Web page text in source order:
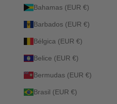
Bahamas (EUR €)
Barbados (EUR €)
Bélgica (EUR €)
Belice (EUR €)
Bermudas (EUR €)
Brasil (EUR €)